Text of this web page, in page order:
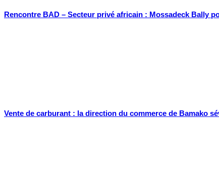
Rencontre BAD – Secteur privé africain : Mossadeck Bally
Vente de carburant : la direction du commerce de Bamako